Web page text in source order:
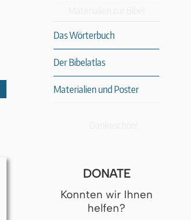
Das Wörterbuch
Der Bibelatlas
Materialien und Poster
DONATE
Konnten wir Ihnen
helfen?